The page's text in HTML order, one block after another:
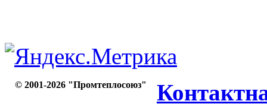
© 2001-2026 "Промтеплосоюз"